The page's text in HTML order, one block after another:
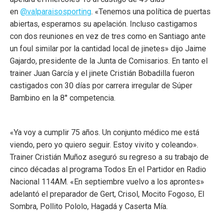
en @valparaisosporting. «Tenemos una política de puertas
abiertas, esperamos su apelación. Incluso castigamos
con dos reuniones en vez de tres como en Santiago ante
un foul similar por la cantidad local de jinetes» dijo Jaime
Gajardo, presidente de la Junta de Comisarios. En tanto el
trainer Juan García y el jinete Cristián Bobadilla fueron
castigados con 30 días por carrera irregular de Súper
Bambino en la 8° competencia.
«Ya voy a cumplir 75 años. Un conjunto médico me está
viendo, pero yo quiero seguir. Estoy vivito y coleando».
Trainer Cristián Muñoz aseguró su regreso a su trabajo de
cinco décadas al programa Todos En el Partidor en Radio
Nacional 114AM. «En septiembre vuelvo a los aprontes»
adelantó el preparador de Gert, Crisol, Mocito Fogoso, El
Sombra, Pollito Pololo, Hagadá y Caserta Mía.